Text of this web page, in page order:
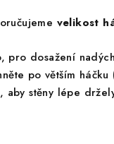
velikost
pro dosažení
po větším
stěny lépe